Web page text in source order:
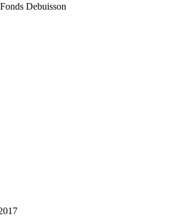
Debuisson